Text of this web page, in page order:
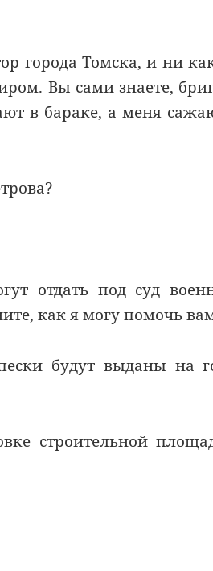
города Томска, и ни
Вы сами знаете,
в бараке, а меня
отдать под суд
как я могу помочь
будут выданы на
строительной